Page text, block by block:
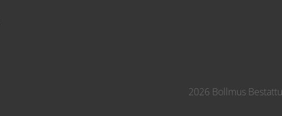
2026 Bollmus